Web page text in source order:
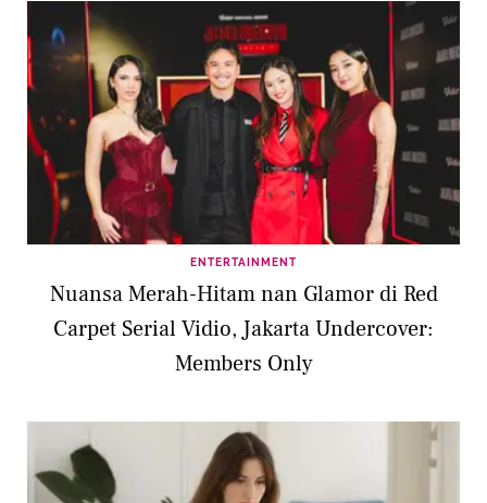
ENTERTAINMENT
Nuansa Merah-Hitam nan Glamor di Red
Carpet Serial Vidio, Jakarta Undercover:
Members Only